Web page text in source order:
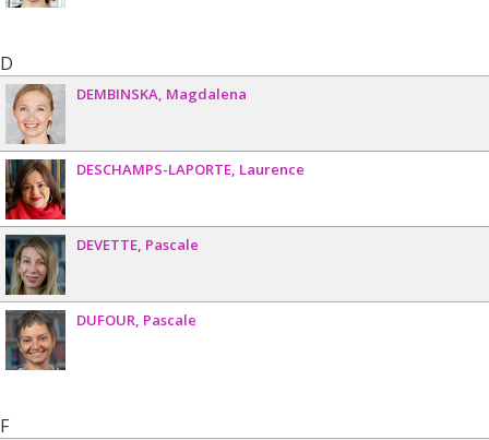
D
DEMBINSKA Magdalena
DESCHAMPS-LAPORTE Laurence
DEVETTE Pascale
DUFOUR Pascale
F